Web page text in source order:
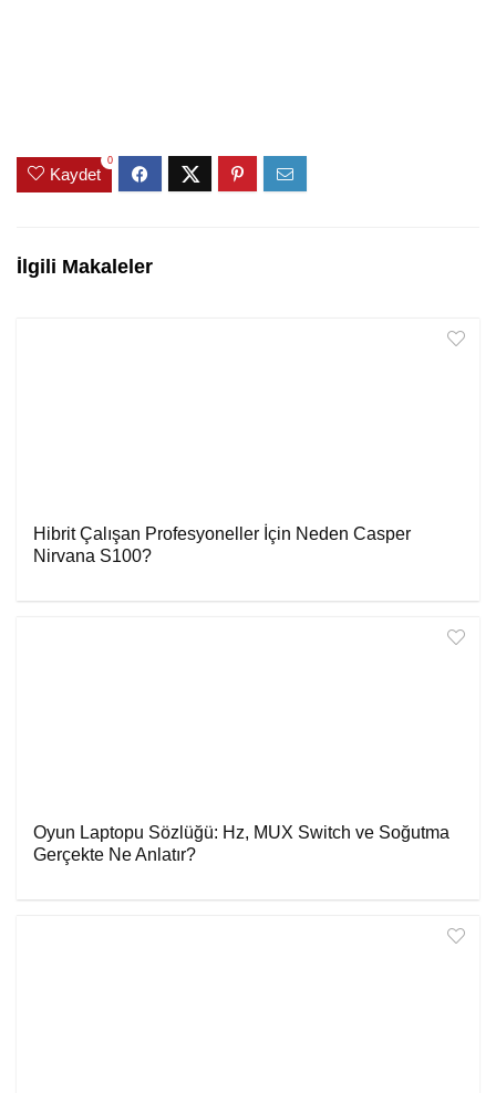
Kaydet
0
İlgili Makaleler
Hibrit Çalışan Profesyoneller İçin Neden Casper
Nirvana S100?
Oyun Laptopu Sözlüğü: Hz, MUX Switch ve Soğutma
Gerçekte Ne Anlatır?